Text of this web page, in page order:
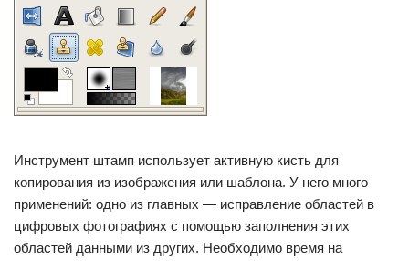
Инструмент штамп использует активную кисть для
копирования из изображения или шаблона. У него много
применений: одно из главных — исправление областей в
цифровых фотографиях с помощью заполнения этих
областей данными из других. Необходимо время на